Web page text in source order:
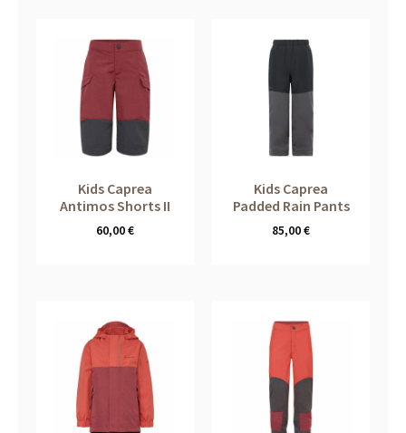
Kids Caprea
Antimos Shorts II
60,00€
Kids Caprea
Padded Rain Pants
85,00€